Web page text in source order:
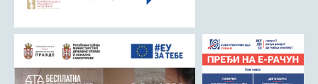
Општина Љубовија
АКТИ
Матична служба